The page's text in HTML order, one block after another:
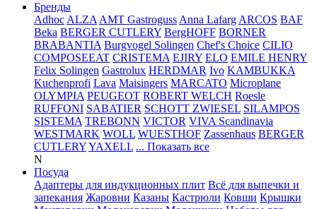
Бренды
Adhoc ALZA AMT Gastroguss Anna Lafarg ARCOS BAF
Beka BERGER CUTLERY BergHOFF BORNER
BRABANTIA Burgvogel Solingen Chef's Choice CILIO
COMPOSEEAT CRISTEMA EJIRY ELO EMILE HENRY
Felix Solingen Gastrolux HERDMAR Ivo KAMBUKKA
Kuchenprofi Lava Maisingers MARCATO Microplane
OLYMPIA PEUGEOT ROBERT WELCH Roesle
RUFFONI SABATIER SCHOTT ZWIESEL SILAMPOS
SISTEMA TREBONN VICTOR VIVA Scandinavia
WESTMARK WOLL WUESTHOF Zassenhaus BERGER
CUTLERYYAXELL ... Показать все
N
Посуда
Адаптеры для индукционных плит Всё для выпечки и
запекания Жаровни Казаны Кастрюли Ковши Крышки